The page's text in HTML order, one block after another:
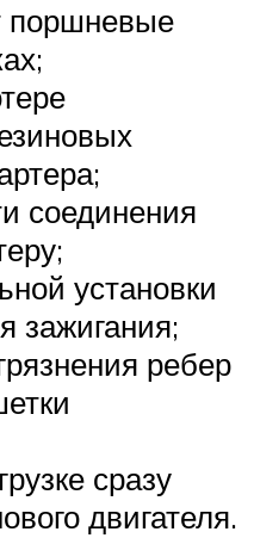
поршневые
соединения
установки
зажигания;
ребер
сразу
двигателя.